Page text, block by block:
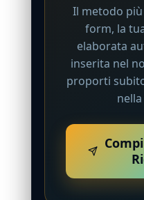
Il metodo
form, la
elaborata
inserita nel
proporti